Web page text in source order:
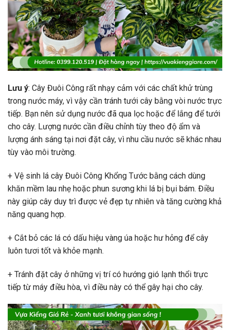
Lưu ý: Cây Đuôi Công rất nhạy cảm với các chất khử trùng
trong nước máy, vì vậy cần tránh tưới cây bằng vòi nước trực
tiếp. Bạn nên sử dụng nước đã qua lọc hoặc để lắng để tưới
cho cây. Lượng nước cần điều chỉnh tùy theo độ ẩm và
lượng ánh sáng tại nơi đặt cây, vì nhu cầu nước sẽ khác nhau
tùy vào môi trường.
+ Vệ sinh lá cây Đuôi Công Khổng Tước bằng cách dùng
khăn mềm lau nhẹ hoặc phun sương khi lá bị bụi bám. Điều
này giúp cây duy trì được vẻ đẹp tự nhiên và tăng cường khả
năng quang hợp.
+ Cắt bỏ các lá có dấu hiệu vàng úa hoặc hư hỏng để cây
luôn tươi tốt và khỏe mạnh.
+ Tránh đặt cây ở những vị trí có hướng gió lạnh thổi trực
tiếp từ máy điều hòa, vì điều này có thể gây hại cho cây.